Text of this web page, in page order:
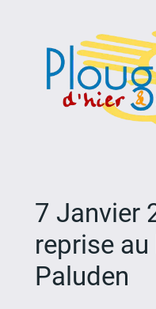
7 Janvier
reprise
Paluden